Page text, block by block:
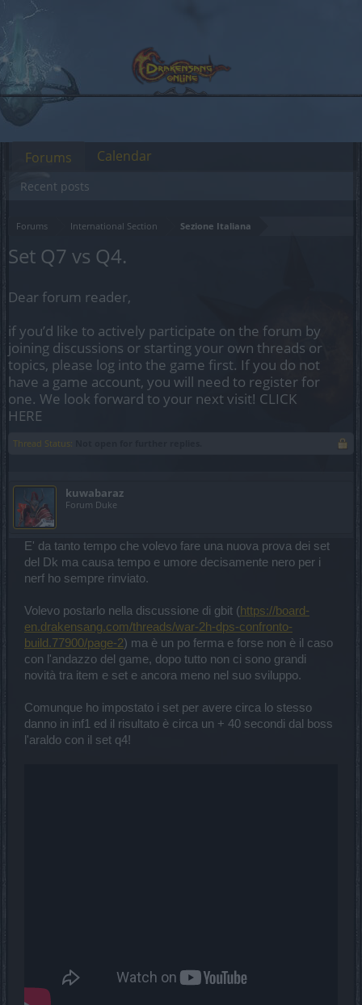
Forums International Section Sezione Italiana
Set Q7 vs Q4.
Dear forum reader,
if you’d like to actively participate on the forum by
joining discussions or starting your own threads or
topics, please log into the game first. If you do not
have a game account, you will need to register for
one. We look forward to your next visit! CLICK
HERE
Thread Status:
kuwabaraz
Forum Duke
E' da tanto tempo che volevo fare una nuova prova dei set
del Dk ma causa tempo e umore decisamente nero per i
nerf ho sempre rinviato.
Volevo postarlo nella discussione di gbit (https://board-
en.drakensang.com/threads/war-2h-dps-confronto-
build.77900/page-2) ma è un po ferma e forse non è il caso
con l'andazzo del game, dopo tutto non ci sono grandi
novità tra item e set e ancora meno nel suo sviluppo.
Comunque ho impostato i set per avere circa lo stesso
danno in inf1 ed il risultato è circa un + 40 secondi dal boss
l'araldo con il set q4!
Forums
Recent posts
Calendar